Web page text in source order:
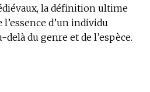
la définition ultime
l’essence d’un individu
du genre et de l’espèce.